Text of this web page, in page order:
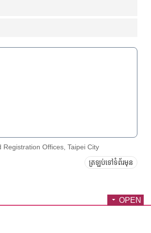
Registration Offices, Taipei City
ត្រឡប់ទៅទំព័រមុន
OPEN